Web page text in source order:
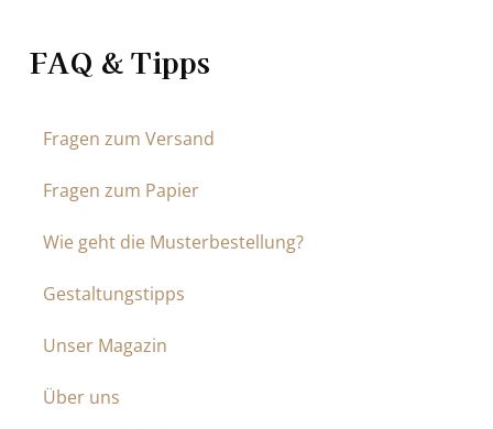
FAQ & Tipps
Fragen zum Versand
Fragen zum Papier
Wie geht die Musterbestellung?
Gestaltungstipps
Unser Magazin
Über uns